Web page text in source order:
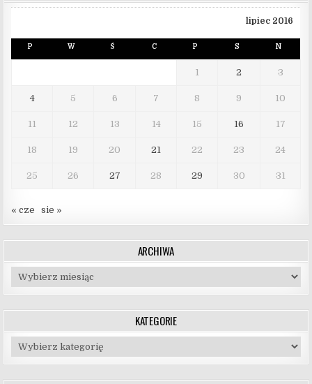
lipiec 2016
P W Ś C P S N
1 2 3
4 5 6 7 8 9 10
11 12 13 14 15 16 17
18 19 20 21 22 23 24
25 26 27 28 29 30 31
« cze sie »
ARCHIWA
Archiwa
KATEGORIE
Kategorie